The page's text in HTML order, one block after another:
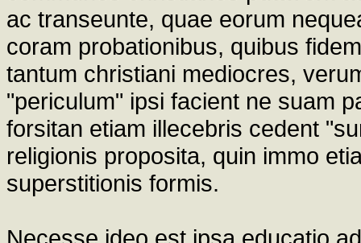
ac transeunte, quae eorum
coram probationibus, quibus
tantum christiani mediocres,
"periculum" ipsi facient ne suam
forsitan etiam illecebris cedent
religionis proposita, quin immo
superstitionis formis.